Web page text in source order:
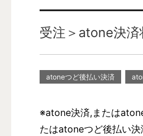
受注＞atone決済
atoneつど後払い決済
※atone決済,または
たはatoneつど後払い